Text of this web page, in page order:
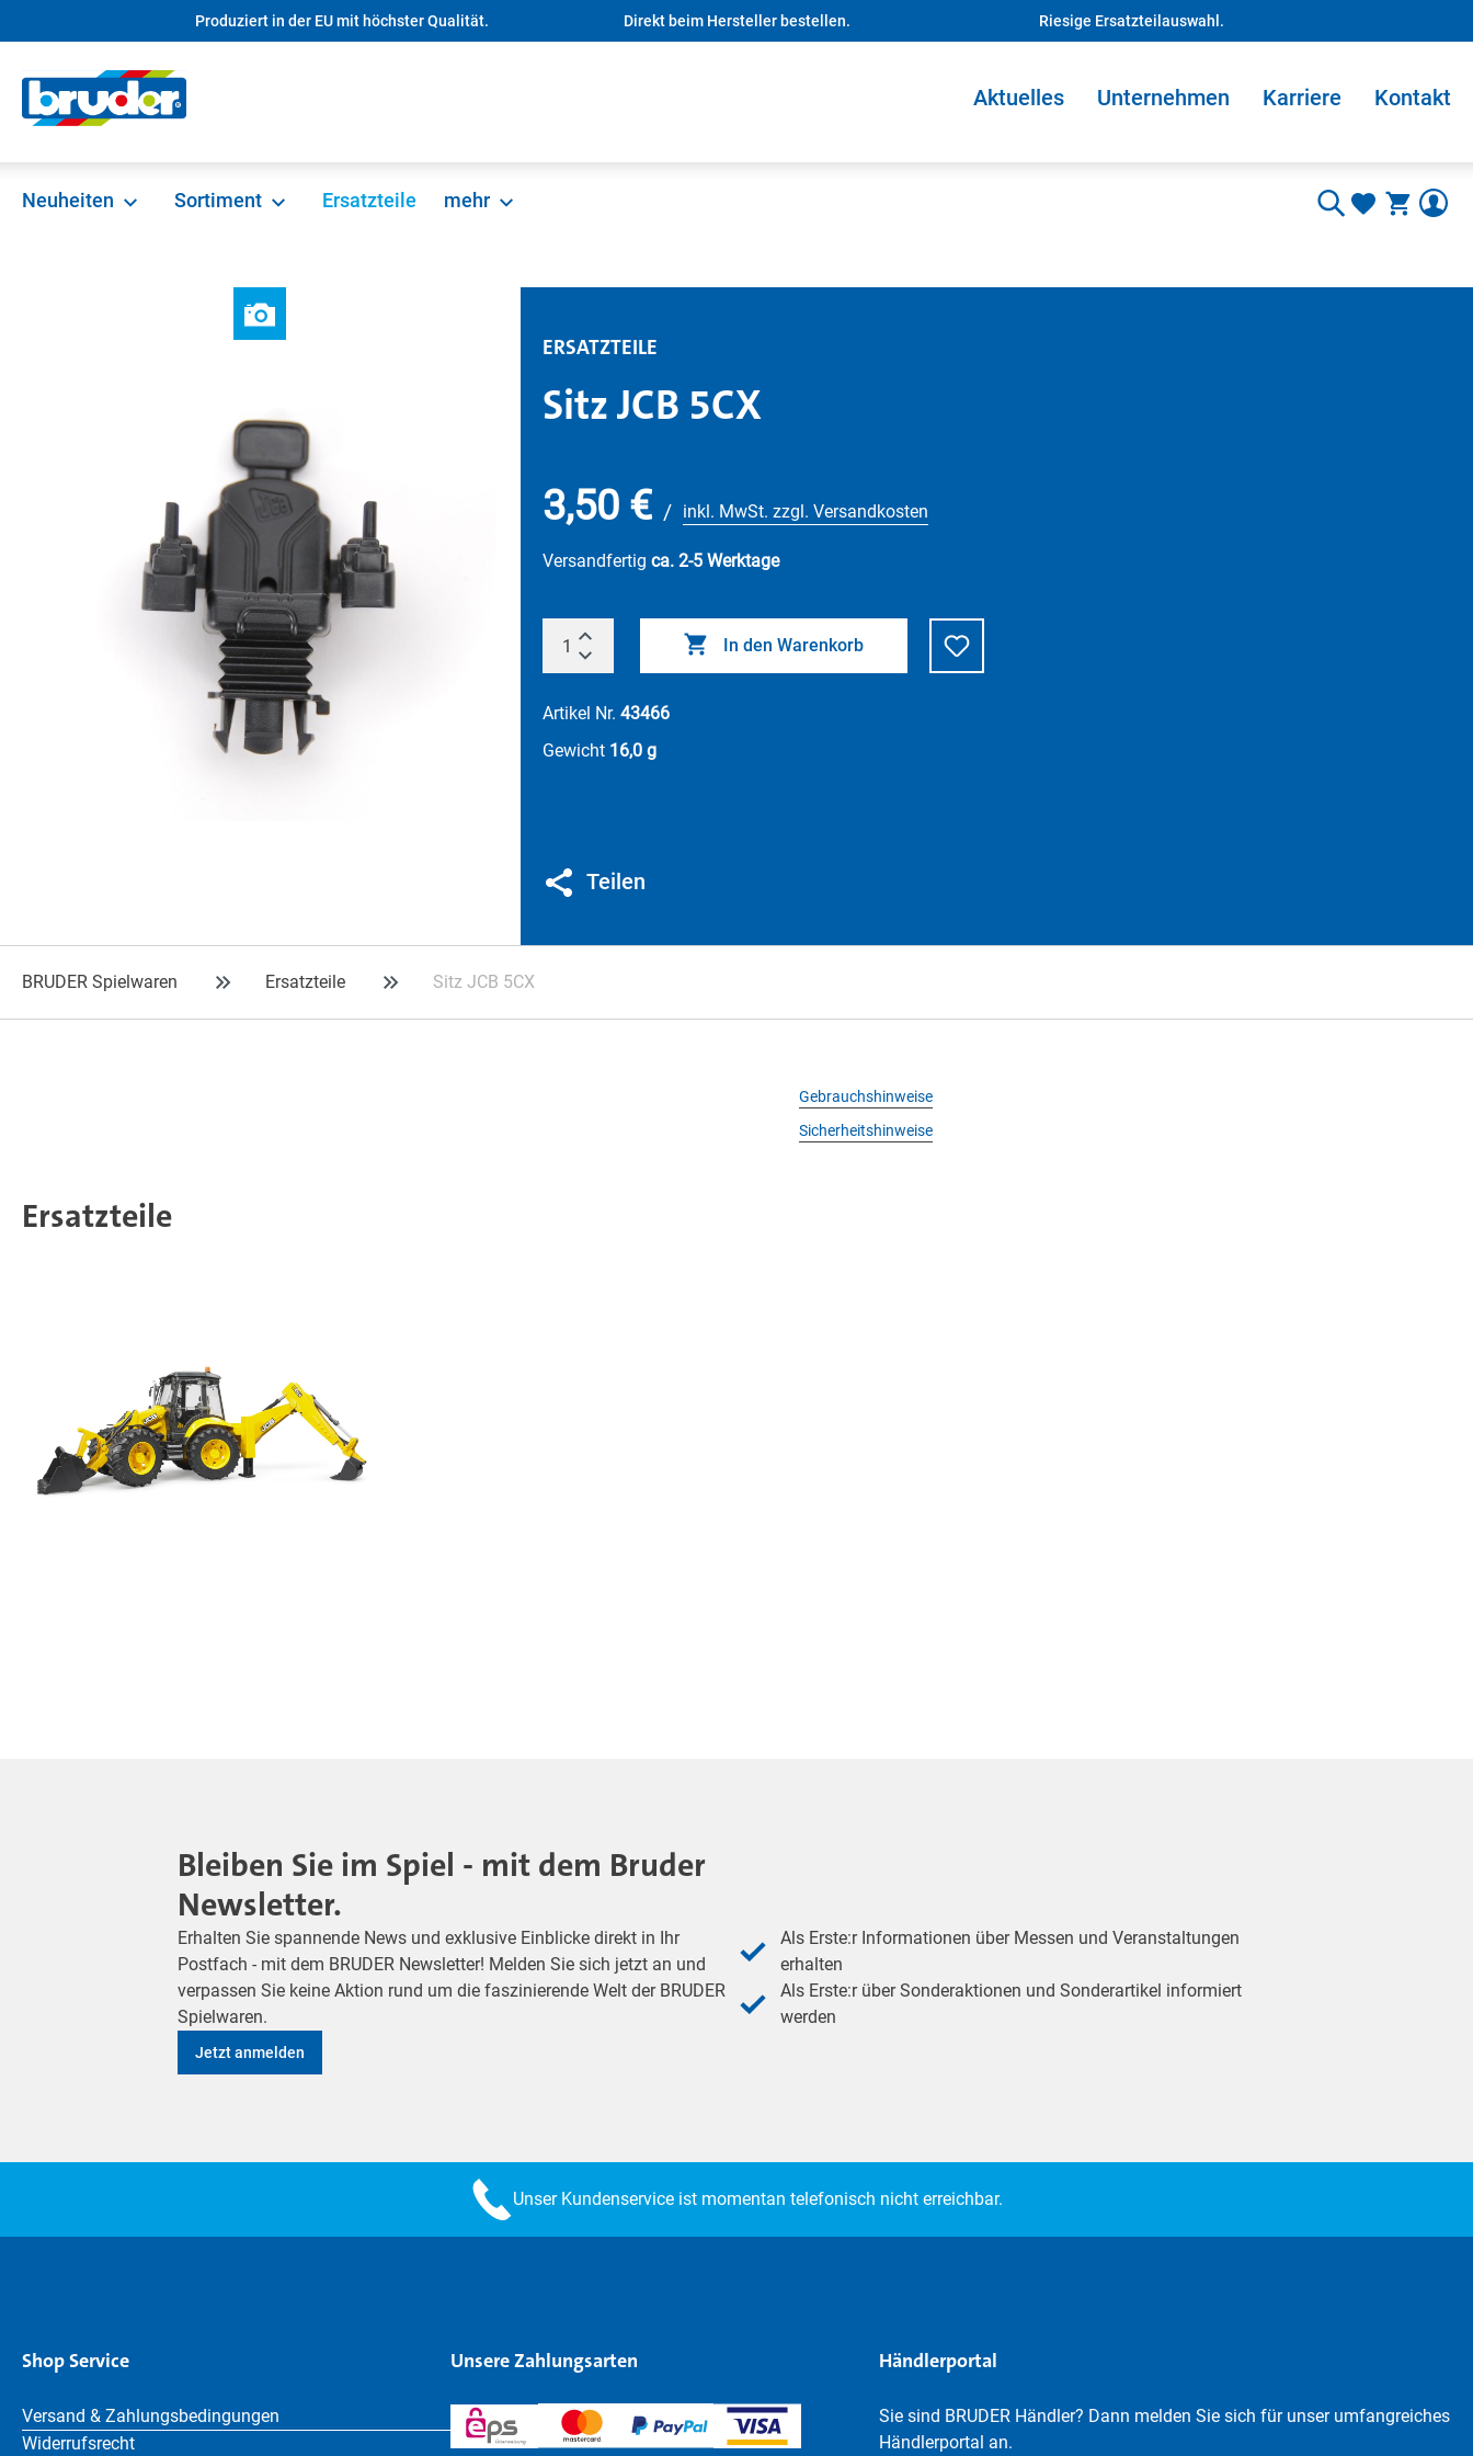
Zur Hauptnavigation springenProduziert in der EU mit höchster Qualität. Direkt beim Hersteller bestellen. Riesige Ersatzteilauswahl.
Aktuelles Unternehmen Karriere Kontakt
Neuheiten Sortiment Ersatzteile mehr
ERSATZTEILE
Sitz JCB 5CX
3,50 € / inkl. MwSt. zzgl. Versandkosten
Versandfertig ca. 2-5 Werktage
In den Warenkorb
Artikel Nr. 43466
Gewicht 16,0 g
Teilen
BRUDER Spielwaren Ersatzteile Sitz JCB 5CX
Gebrauchshinweise
Sicherheitshinweise
Ersatzteile
Bleiben Sie im Spiel - mit dem Bruder
Newsletter.
Erhalten Sie spannende News und exklusive Einblicke direkt in Ihr
Postfach - mit dem BRUDER Newsletter! Melden Sie sich jetzt an und
verpassen Sie keine Aktion rund um die faszinierende Welt der BRUDER
Spielwaren.
Jetzt anmelden
Als Erste:r Informationen über Messen und Veranstaltungen
erhalten
Als Erste:r über Sonderaktionen und Sonderartikel informiert
werden
Unser Kundenservice ist momentan telefonisch nicht erreichbar.
Shop Service
Versand & Zahlungsbedingungen
Widerrufsrecht
Unsere Zahlungsarten Händlerportal
Sie sind BRUDER Händler? Dann melden Sie sich für unser umfangreiches
Händlerportal an.